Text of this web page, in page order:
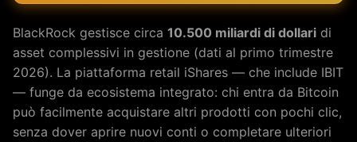
BlackRock gestisce circa 10.500 miliardi di dollari di
asset complessivi in gestione (dati al primo trimestre
2026). La piattaforma retail iShares — che include IBIT
— funge da ecosistema integrato: chi entra da Bitcoin
può facilmente acquistare altri prodotti con pochi clic,
senza dover aprire nuovi conti o completare ulteriori